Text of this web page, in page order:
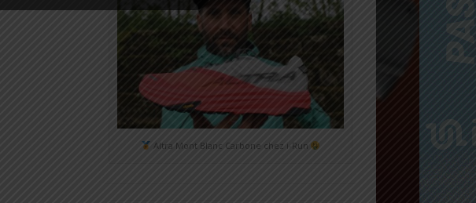
Altra Mont Blanc Carbone chez i-Run